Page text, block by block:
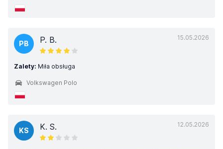
15.05.2026
PB P. B.
Zalety: Miła obsługa
Volkswagen Polo
12.05.2026
KS K. S.